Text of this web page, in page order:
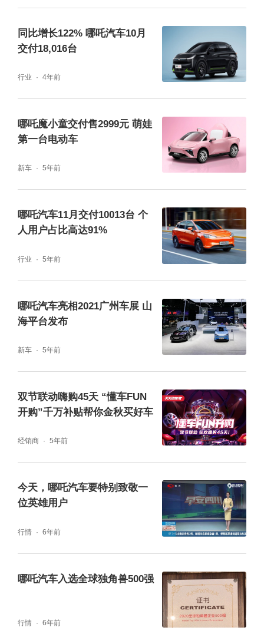
同比增长122% 哪吒汽车10月
交付18,016台
行业 4年前
哪吒魔小童交付售2999元 萌娃
第一台电动车
新车 5年前
哪吒汽车11月交付10013台 个
人用户占比高达91%
行业 5年前
哪吒汽车亮相2021广州车展 山
海平台发布
新车 5年前
双节联动嗨购45天 “懂车FUN
开购”千万补贴帮你金秋买好车
经销商 5年前
今天，哪吒汽车要特别致敬一
位英雄用户
行情 6年前
哪吒汽车入选全球独角兽500强
行情 6年前